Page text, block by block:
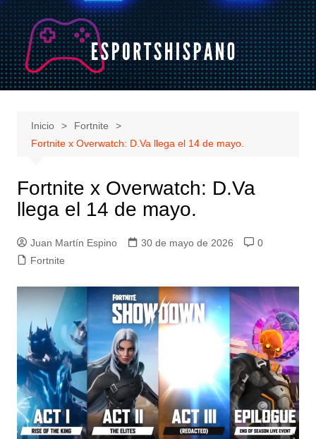
Saltar
al
contenido
Inicio
Fortnite
Fortnite x Overwatch: D.Va llega el 14 de mayo.
Fortnite x Overwatch: D.Va
llega el 14 de mayo.
Juan Martín Espino 30 de mayo de 2026
0
Fortnite